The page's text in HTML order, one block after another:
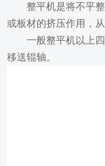
整平机是将不平整
或板材的挤压作用，
一般整平机以上四
移送辊轴。